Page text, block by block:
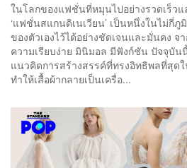
ในโลกของแฟชั่นที่หมุนไปอย่างรวดเร็ว
‘แฟชั่นสแกนดิเนเวียน’ เป็นหนึ่งในไม่กี่
ของตัวเองไว้ได้อย่างชัดเจนและมั่นคง จ
ความเรียบง่าย มินิมอล มีฟังก์ชัน ปัจจุบัน
แนวคิดการสร้างสรรค์ที่ทรงอิทธิพลที่สุด
ทำให้เสื้อผ้ากลายเป็นเครื่อ...